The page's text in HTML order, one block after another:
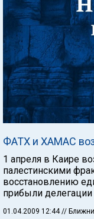
ФАТХ и ХАМАС
1 апреля в Каире
палестинскими
восстановлению
прибыли
01.04.2009 12:44//